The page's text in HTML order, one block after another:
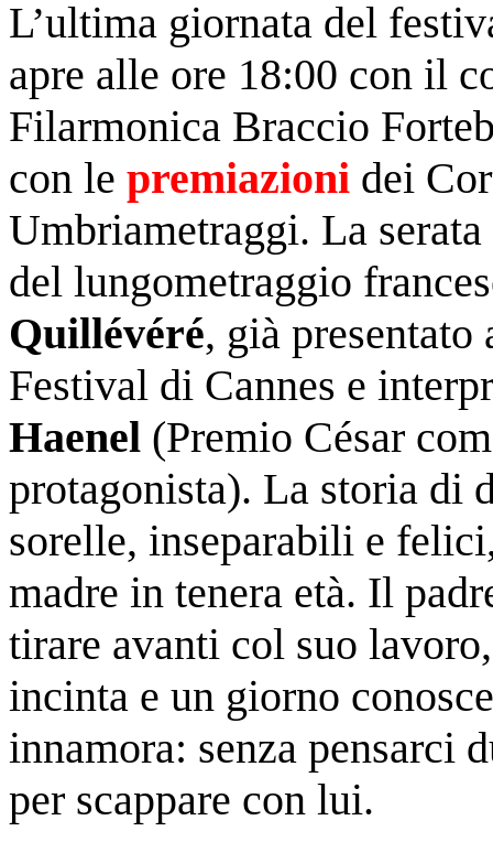
L’ultima giornata del
apre alle ore 18:00 con il
Filarmonica Braccio
con le premiazioni dei
Umbriametraggi. La
del lungometraggio
Quillévéré, già
Festival di Cannes e
Haenel (Premio César
protagonista). La storia di
sorelle, inseparabili e
madre in tenera età. Il
tirare avanti col suo
incinta e un giorno
innamora: senza pensarci
per scappare con lui.